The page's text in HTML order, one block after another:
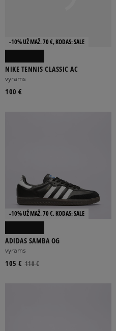
-10% UŽ MAŽ. 70 €, KODAS: SALE
NIKE TENNIS CLASSIC AC
vyrams
100 €
-10% UŽ MAŽ. 70 €, KODAS: SALE
ADIDAS SAMBA OG
vyrams
110 €
105 €